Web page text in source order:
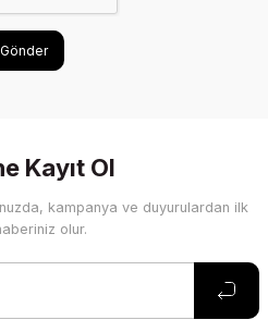
Gönder
Kayıt Ol
kampanya ve duyurulardan ilk
olur.